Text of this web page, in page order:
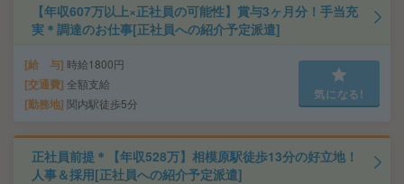
【年収607万以上×正社員の可能性】賞与3ヶ月分！手当充
実＊調達のお仕事[正社員への紹介予定派遣]
給 与 時給1800円
交通費 全額支給
勤務地 関内駅徒歩5分
気になる!
正社員前提＊【年収528万】相模原駅徒歩13分の好立地！
人事＆採用[正社員への紹介予定派遣]